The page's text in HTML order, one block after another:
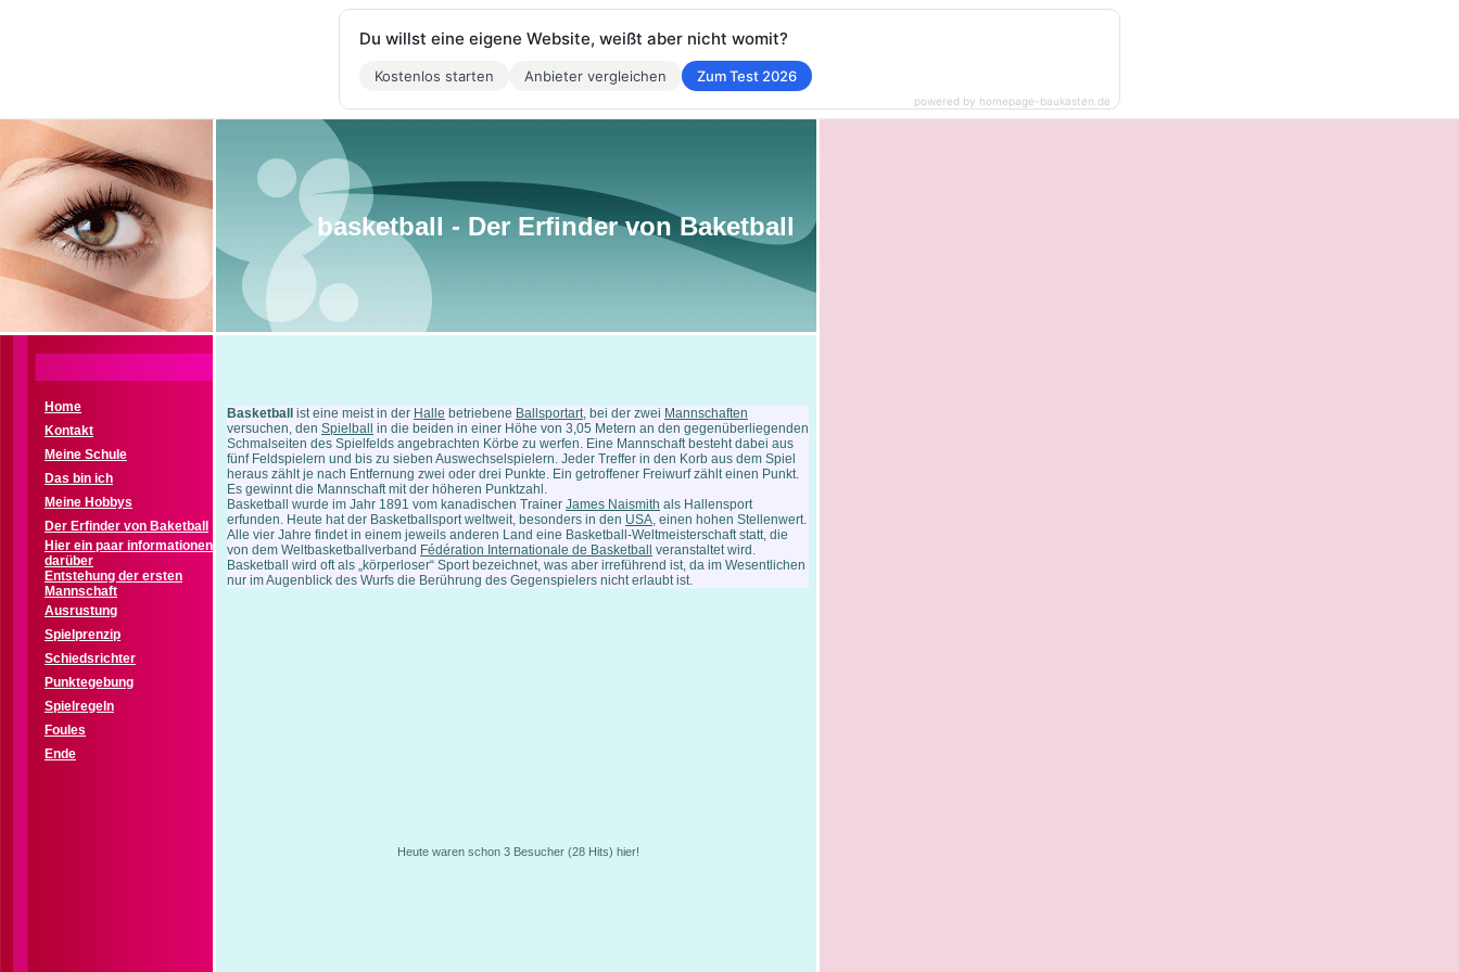
basketball - Der Erfinder von Baketball
Home
Kontakt
Meine Schule
Das bin ich
Meine Hobbys
Der Erfinder von Baketball
Hier ein paar informationen
darüber
Entstehung der ersten
Mannschaft
Ausrustung
Spielprenzip
Schiedsrichter
Punktegebung
Spielregeln
Foules
Ende
Basketball ist eine meist in der Halle betriebene Ballsportart, bei der zwei Mannschaften
versuchen, den Spielball
in die beiden in einer Höhe von 3,05 Metern an den gegenüberliegenden
Schmalseiten des Spielfelds angebrachten Körbe zu werfen. Eine Mannschaft besteht dabei aus
fünf Feldspielern und bis zu sieben Auswechselspielern. Jeder Treffer in den Korb aus dem Spiel
heraus zählt je nach Entfernung zwei oder drei Punkte. Ein getroffener Freiwurf zählt einen Punkt.
Es gewinnt die Mannschaft mit der höheren Punktzahl.
Basketball wurde im Jahr 1891 vom kanadischen Trainer James Naismith als Hallensport
erfunden. Heute hat der Basketballsport weltweit, besonders in den USA, einen hohen Stellenwert.
Alle vier Jahre findet in einem jeweils anderen Land eine Basketball-Weltmeisterschaft statt, die
von dem Weltbasketballverband Fédération Internationale de Basketball
veranstaltet wird.
Basketball wird oft als „körperloser“ Sport bezeichnet, was aber irreführend ist, da im Wesentlichen
nur im Augenblick des Wurfs die Berührung des Gegenspielers nicht erlaubt ist.
Heute waren schon 3 Besucher (28 Hits) hier!
Du willst eine eigene Website, weißt aber nicht womit?
Kostenlos starten Anbieter vergleichen Zum Test 2026
powered by homepage-baukasten.de